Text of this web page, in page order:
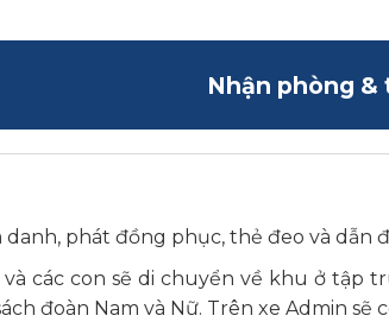
Nhận phòng &
danh, phát đồng phục, thẻ đeo và dẫn
các con sẽ di chuyển về khu ở tập
đoàn Nam và Nữ. Trên xe Admin sẽ